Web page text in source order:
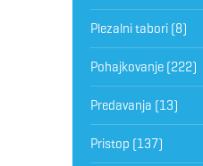
Plezalni tabori(8)
Pohajkovanje(222)
Predavanja (13)
Pristop (137)